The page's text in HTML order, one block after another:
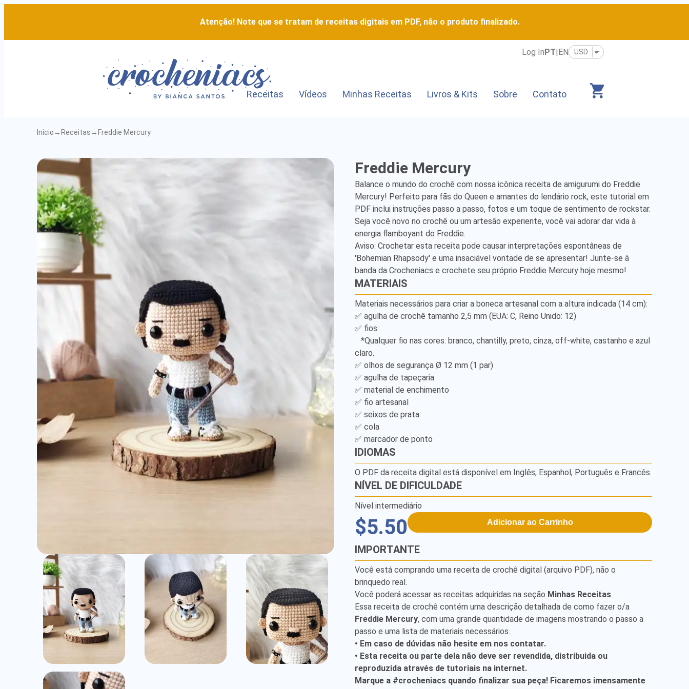
Atenção! Note que se tratam de receitas digitais em PDF, não o produto finalizado.
Log InPT|EN
Receitas Vídeos Minhas Receitas Livros & Kits Sobre Contato
Início → Receitas → Freddie Mercury
Freddie
Mercury
Detailed
Amigurumi
Pattern
Freddie Mercury
Balance o mundo do crochê com nossa icônica receita de amigurumi do Freddie
Mercury! Perfeito para fãs do Queen e amantes do lendário rock, este tutorial em
PDF inclui instruções passo a passo, fotos e um toque de sentimento de rockstar.
Seja você novo no crochê ou um artesão experiente, você vai adorar dar vida à
energia flamboyant do Freddie.
Aviso: Crochetar esta receita pode causar interpretações espontâneas de
'Bohemian Rhapsody' e uma insaciável vontade de se apresentar! Junte-se à
banda da Crocheniacs e crochete seu próprio Freddie Mercury hoje mesmo!
MATERIAIS
Materiais necessários para criar a boneca artesanal com a altura indicada (14 cm):
✅ agulha de crochê tamanho 2,5 mm (EUA: C, Reino Unido: 12)
✅ fios:
claro.
✅ olhos de segurança Ø 12 mm (1 par)
✅ agulha de tapeçaria
✅ material de enchimento
✅ fio artesanal
✅ seixos de prata
✅ cola
✅ marcador de ponto
IDIOMAS
O PDF da receita digital está disponível em Inglês, Espanhol, Português e Francês.
NÍVEL DE DIFICULDADE
Nível intermediário
$5.50 Adicionar ao Carrinho
IMPORTANTE
Você está comprando uma receita de crochê digital (arquivo PDF), não o
brinquedo real.
Você poderá acessar as receitas adquiridas na seção Minhas Receitas.
Essa receita de crochê contém uma descrição detalhada de como fazer o/a
Freddie Mercury, com uma grande quantidade de imagens mostrando o passo a
passo e uma lista de materiais necessários.
• Em caso de dúvidas não hesite em nos contatar.
• Esta receita ou parte dela não deve ser revendida, distribuida ou
reproduzida através de tutoriais na internet.
Marque a #crocheniacs quando finalizar sua peça! Ficaremos imensamente